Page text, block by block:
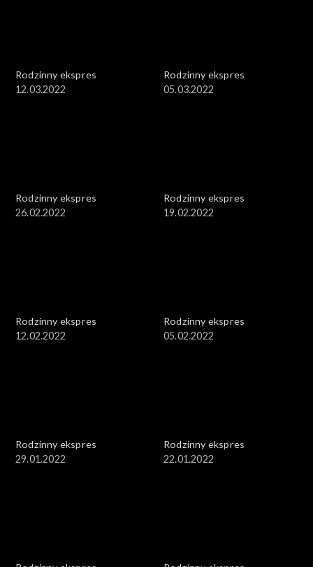
Rodzinny ekspres
12.03.2022
Rodzinny ekspres
05.03.2022
Rodzinny ekspres
26.02.2022
Rodzinny ekspres
19.02.2022
Rodzinny ekspres
12.02.2022
Rodzinny ekspres
05.02.2022
Rodzinny ekspres
29.01.2022
Rodzinny ekspres
22.01.2022